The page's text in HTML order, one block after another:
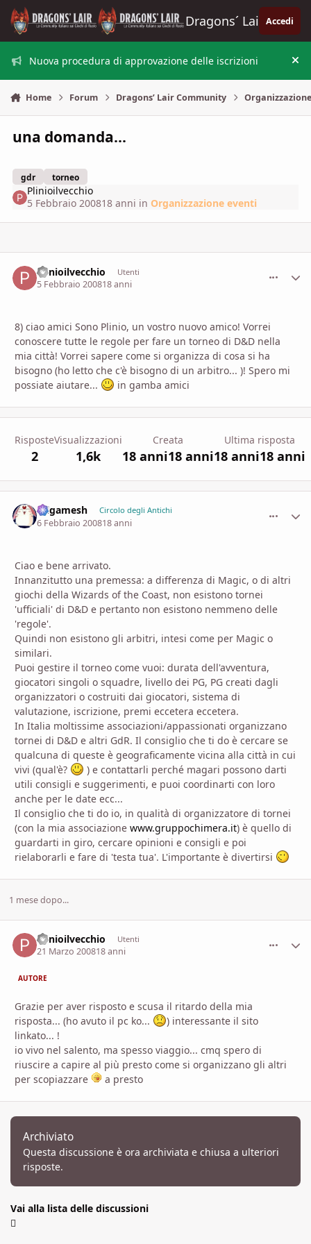
Vai al contenuto
Dragons´ Lair Accedi
Nuova procedura di approvazione delle iscrizioni
Home Forum Dragons’ Lair Community
una domanda...
gdr torneo
Plinioilvecchio
5 Febbraio 200818 anni in Organizzazione eventi
Plinioilvecchio Utenti
5 Febbraio 200818 anni
8) ciao amici Sono Plinio, un vostro nuovo amico! Vorrei
conoscere tutte le regole per fare un torneo di D&D nella
mia città! Vorrei sapere come si organizza di cosa si ha
bisogno (ho letto che c'è bisogno di un arbitro... )! Spero mi
possiate aiutare...
in gamba amici
Risposte
2
Visualizzazioni
1,6k
Creata
18 anni18 anni
Ultima risposta
18 anni18 anni
Gilgamesh Circolo degli Antichi
6 Febbraio 200818 anni
Ciao e bene arrivato.
Innanzitutto una premessa: a differenza di Magic, o di altri
giochi della Wizards of the Coast, non esistono tornei
'ufficiali' di D&D e pertanto non esistono nemmeno delle
'regole'.
Quindi non esistono gli arbitri, intesi come per Magic o
similari.
Puoi gestire il torneo come vuoi: durata dell'avventura,
giocatori singoli o squadre, livello dei PG, PG creati dagli
organizzatori o costruiti dai giocatori, sistema di
valutazione, iscrizione, premi eccetera eccetera.
In Italia moltissime associazioni/appassionati organizzano
tornei di D&D e altri GdR. Il consiglio che ti do è cercare se
qualcuna di queste è geograficamente vicina alla città in cui
vivi (qual'è?
) e contattarli perché magari possono darti
utili consigli e suggerimenti, e puoi coordinarti con loro
anche per le date ecc...
Il consiglio che ti do io, in qualità di organizzatore di tornei
(con la mia associazione www.gruppochimera.it) è quello di
guardarti in giro, cercare opinioni e consigli e poi
rielaborarli e fare di 'testa tua'. L'importante è divertirsi
1 mese dopo...
Plinioilvecchio Utenti
21 Marzo 200818 anni
AUTORE
Grazie per aver risposto e scusa il ritardo della mia
risposta... (ho avuto il pc ko...
) interessante il sito
linkato... !
io vivo nel salento, ma spesso viaggio... cmq spero di
riuscire a capire al più presto come si organizzano gli altri
per scopiazzare
a presto
Archiviato
Questa discussione è ora archiviata e chiusa a ulteriori
risposte.
Vai alla lista delle discussioni